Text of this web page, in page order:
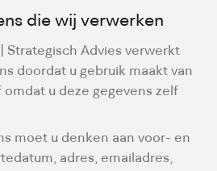
die wij verwerken
Strategisch Advies verwerkt
doordat u gebruik maakt van
u deze gegevens zelf
moet u denken aan voor- en
adres, emailadres,